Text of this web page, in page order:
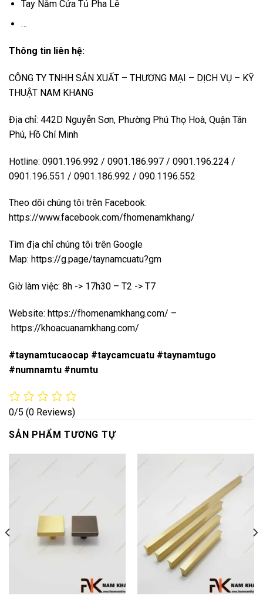
Tay Nắm Cửa Tủ Pha Lê
…
Thông tin liên hệ:
CÔNG TY TNHH SẢN XUẤT – THƯƠNG MẠI – DỊCH VỤ – KỸ
THUẬT NAM KHANG
Địa chỉ: 442D Nguyễn Sơn, Phường Phú Thọ Hoà, Quận Tân
Phú, Hồ Chí Minh
Hotline: 0901.196.992 / 0901.186.997 / 0901.196.224 /
0901.196.551 / 0901.186.992 / 090.1196.552
Theo dõi chúng tôi trên Facebook:
https://www.facebook.com/fhomenamkhang/
Tìm địa chỉ chúng tôi trên Google
Map: https://g.page/taynamcuatu?gm
Giờ làm việc: 8h -> 17h30 – T2 -> T7
Website: https://fhomenamkhang.com/ –
https://khoacuanamkhang.com/
#taynamtucaocap #taycamcuatu #taynamtugo
#numnamtu #numtu
0/5 (0 Reviews)
SẢN PHẨM TƯƠNG TỰ